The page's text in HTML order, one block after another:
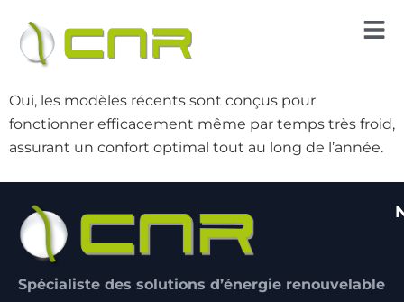
Oui, les modèles récents sont conçus pour
fonctionner efficacement même par temps très froid,
assurant un confort optimal tout au long de l’année.
Spécialiste des solutions d’énergie renouvelable